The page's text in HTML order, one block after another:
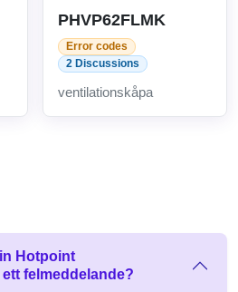
PHVP62FLMK
Error codes
2 Discussions
ventilationskåpa
Hotpoint
felmeddelande?